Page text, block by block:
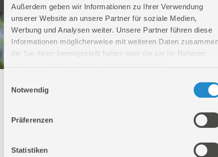
Außerdem geben wir Informationen zu Ihrer Verwendung
unserer Website an unsere Partner für soziale Medien,
Werbung und Analysen weiter. Unsere Partner führen diese
Informationen möglicherweise mit weiteren Daten
die Sie ihnen bereitgestellt haben oder die sie im Rahmen
Notwendig
Präferenzen
Statistiken
Technischer Service
Montag - Freitag
Geschlossen